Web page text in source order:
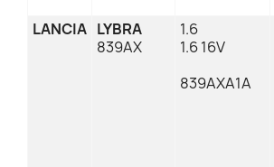
LANCIA LYBRA
839AX
1.6
1.6 16V
839AXA1A